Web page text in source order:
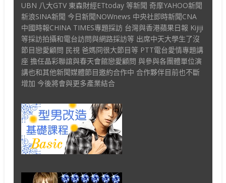
UBN 八大GTV 東森財經ETtoday 等新聞 奇摩YAHOO新聞
新浪SINA新聞 今日新聞NOWnews 中央社即時新聞CNA
中國時報CHINA TIMES專題採訪 台灣與香港蘋果日報 Kijiji
等採訪拍攝和電台訪問與網路採訪等 出席中天大學生了沒
節目戀愛顧問 民視 爸媽冏很大節目等 PTT電台愛情專題講
座 擔任晶彩聯誼與春天會館戀愛顧問 與參與各團體單位演
講也和其他新聞媒體節目邀約合作中 合作夥伴目前也不斷
增加 今後將會與更多產業結合